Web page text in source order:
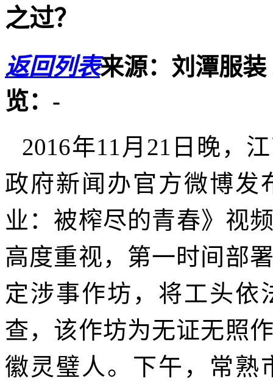
之过？
返回列表来源：刘潭服装
览： -
2016年11月21日晚，
政府新闻办官方微博发
业：被榨尽的青春》 视
高度重视，第一时间部
定涉事作坊，将工头依
查，该作坊为无证无照
徽灵璧人。下午，常熟